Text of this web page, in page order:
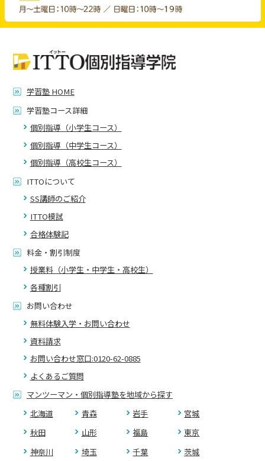
学習塾 HOME
学習塾コース詳細
個別指導（小学生コース）
個別指導（中学生コース）
個別指導（高校生コース）
ITTOについて
SS講師のご紹介
ITTO模試
合格体験記
料金・割引制度
授業料（小学生・中学生・高校生）
各種割引
お問い合わせ
無料体験入学・お問い合わせ
資料請求
お問い合わせ窓口:0120-62-0885
よくあるご質問
マンツーマン・個別指導塾を地域から探す
北海道
青森 岩手
宮城
秋田
山形 福島
東京
神奈川
埼玉 千葉
茨城